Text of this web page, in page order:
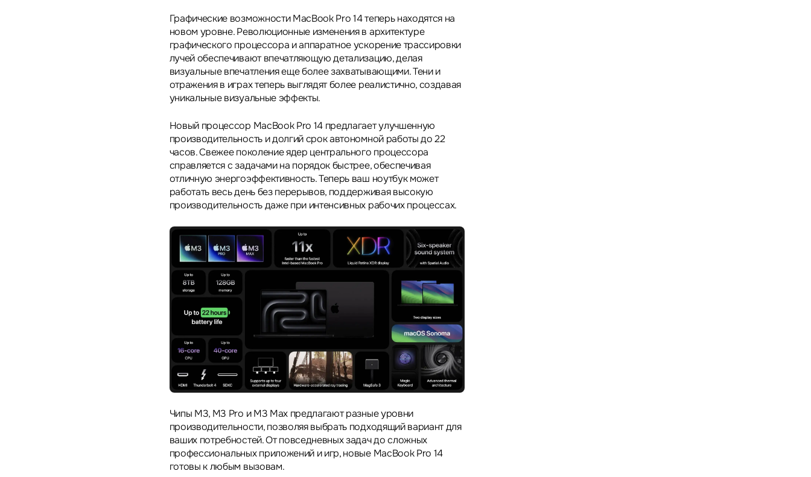
Графические возможности MacBook Pro 14 теперь находятся на
новом уровне. Революционные изменения в архитектуре
графического процессора и аппаратное ускорение трассировки
лучей обеспечивают впечатляющую детализацию, делая
визуальные впечатления еще более захватывающими. Тени и
отражения в играх теперь выглядят более реалистично, создавая
уникальные визуальные эффекты.
Новый процессор MacBook Pro 14 предлагает улучшенную
производительность и долгий срок автономной работы до 22
часов. Свежее поколение ядер центрального процессора
справляется с задачами на порядок быстрее, обеспечивая
отличную энергоэффективность. Теперь ваш ноутбук может
работать весь день без перерывов, поддерживая высокую
производительность даже при интенсивных рабочих процессах.
Чипы M3, M3 Pro и M3 Max предлагают разные уровни
производительности, позволяя выбрать подходящий вариант для
ваших потребностей. От повседневных задач до сложных
профессиональных приложений и игр, новые MacBook Pro 14
готовы к любым вызовам.